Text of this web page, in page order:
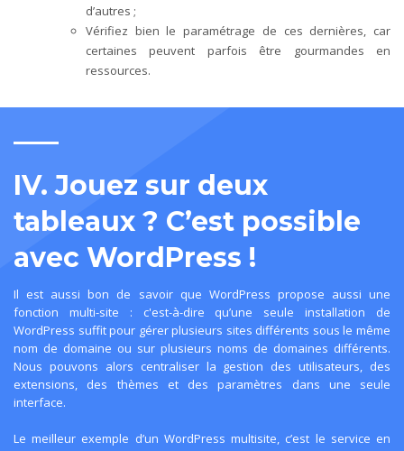
d’autres ;
Vérifiez bien le paramétrage de ces dernières, car
certaines peuvent parfois être gourmandes en
ressources.
IV. Jouez sur deux
tableaux ? C’est possible
avec WordPress !
Il est aussi bon de savoir que WordPress propose aussi une
fonction multi-site : c'est-à-dire qu’une seule installation de
WordPress suffit pour gérer plusieurs sites différents sous le même
nom de domaine ou sur plusieurs noms de domaines différents.
Nous pouvons alors centraliser la gestion des utilisateurs, des
extensions, des thèmes et des paramètres dans une seule
interface.
Le meilleur exemple d’un WordPress multisite, c’est le service en